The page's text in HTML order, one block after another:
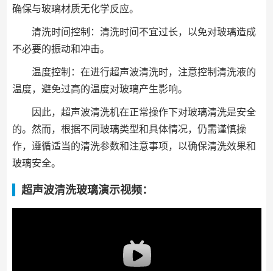
确保与玻璃材质无化学反应。
清洗时间控制：清洗时间不宜过长，以免对玻璃造成
不必要的振动和冲击。
温度控制：在进行超声波清洗时，注意控制清洗液的
温度，避免过高的温度对玻璃产生影响。
因此，超声波清洗机在正常操作下对玻璃清洗是安全
的。然而，根据不同玻璃类型和具体情况，仍需谨慎操
作，遵循适当的清洗参数和注意事项，以确保清洗效果和
玻璃安全。
超声波清洗玻璃演示视频：